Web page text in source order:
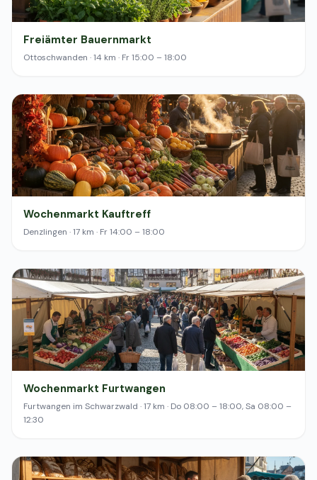
Freiämter Bauernmarkt
Ottoschwanden · 14 km · Fr 15:00 – 18:00
Wochenmarkt Kauftreff
Denzlingen · 17 km · Fr 14:00 – 18:00
Wochenmarkt Furtwangen
Furtwangen im Schwarzwald · 17 km · Do 08:00 – 18:00, Sa 08:00 –
12:30